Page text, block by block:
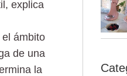
explica
ámbito
de una
la